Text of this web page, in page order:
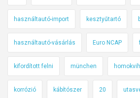
használtautó-import kesztyűtartó
használtautó-vásárlás Euro NCAP
kifordított felni münchen
korrózió kábítószer 20